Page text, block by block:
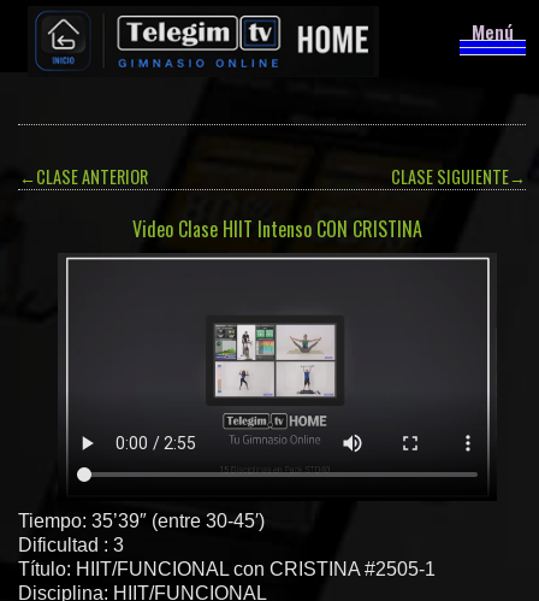
Menú
←CLASE ANTERIOR CLASE SIGUIENTE→
Video Clase HIIT Intenso CON CRISTINA
Tiempo: 35’39″ (entre 30-45′)
Dificultad : 3
Título: HIIT/FUNCIONAL con CRISTINA #2505-1
Disciplina: HIIT/FUNCIONAL